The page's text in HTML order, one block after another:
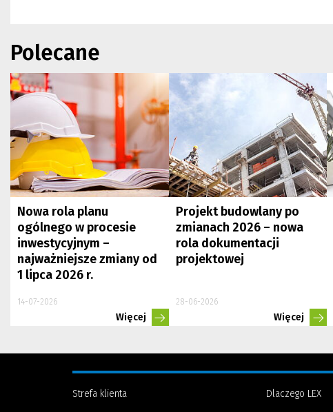
Polecane
Nowa rola planu
ogólnego w procesie
inwestycyjnym –
najważniejsze zmiany od
1 lipca 2026 r.
14-07-2026
Więcej
Projekt budowlany po
zmianach 2026 – nowa
rola dokumentacji
projektowej
28-06-2026
Więcej
Strefa klienta Dlaczego LEX